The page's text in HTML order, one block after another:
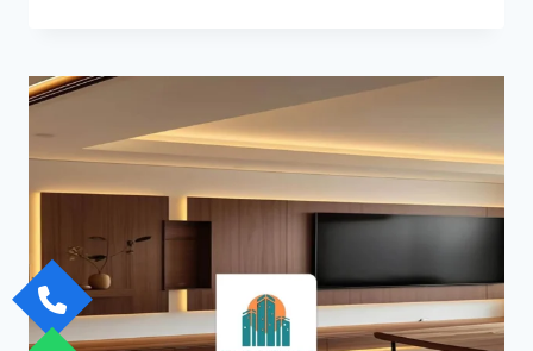
الشرقية
0542672297
–
طاولة
تلفزيون
مودرن
العزيزية
بالدمام